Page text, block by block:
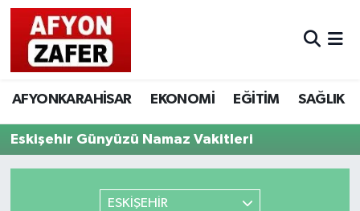
AFYONKARAHİSAR EKONOMİ EĞİTİM SAĞLIK
Eskişehir Günyüzü Namaz Vakitleri
ESKİŞEHİR